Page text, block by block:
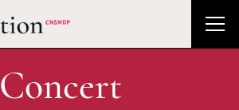
Concert